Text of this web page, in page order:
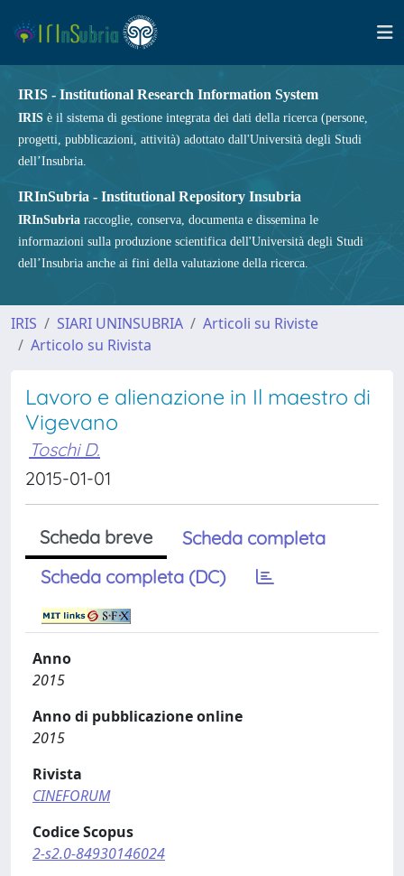
IRIS - Institutional Research Information System
IRIS è il sistema di gestione integrata dei dati della ricerca (persone,
progetti, pubblicazioni, attività) adottato dall'Università degli Studi
dell’Insubria.
IRInSubria - Institutional Repository Insubria
IRInSubria raccoglie, conserva, documenta e dissemina le
informazioni sulla produzione scientifica dell'Università degli Studi
dell’Insubria anche ai fini della valutazione della ricerca.
IRIS SIARI UNINSUBRIA
Articoli su Riviste
Articolo su Rivista
Lavoro e alienazione in Il maestro di
Vigevano
Toschi D.
2015-01-01
Scheda breve
Scheda completa
Scheda completa (DC)
Anno
2015
Anno di pubblicazione online
2015
Rivista
CINEFORUM
Codice Scopus
2-s2.0-84930146024